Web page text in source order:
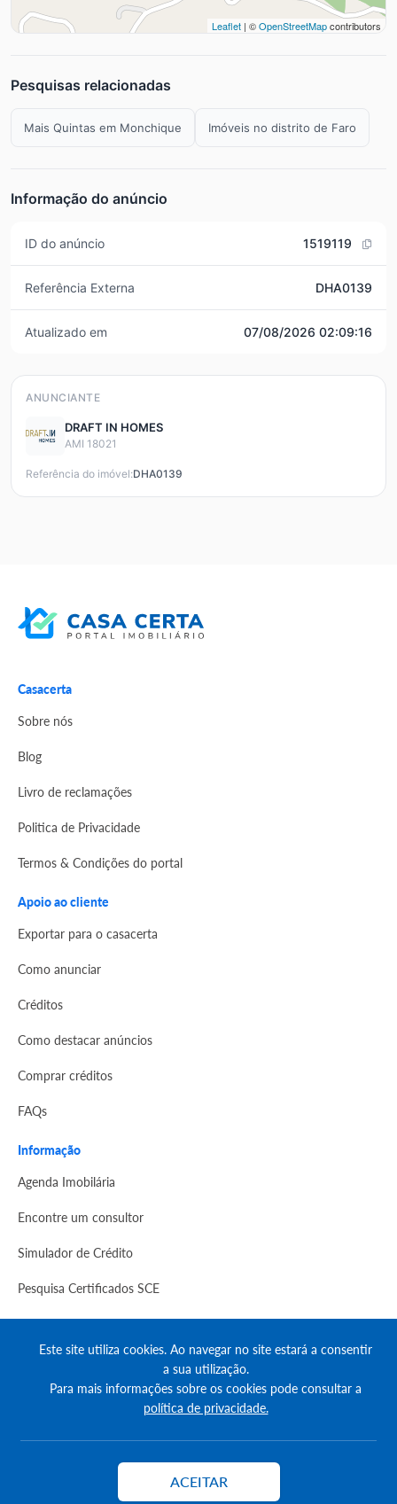
Leaflet | ©OpenStreetMapcontributors
Pesquisas relacionadas
Mais Quintas em Monchique Imóveis no distrito de Faro
Informação do anúncio
ID do anúncio 1519119
Referência Externa DHA0139
Atualizado em 07/08/2026 02:09:16
ANUNCIANTE
DRAFT IN HOMES
AMI 18021
Referência do imóvel:DHA0139
Casacerta
Sobre nós
Blog
Livro de reclamações
Politica de Privacidade
Termos & Condições do portal
Apoio ao cliente
Exportar para o casacerta
Como anunciar
Créditos
Como destacar anúncios
Comprar créditos
FAQs
Informação
Agenda Imobilária
Encontre um consultor
Simulador de Crédito
Pesquisa Certificados SCE
© Copyright 2023 | CASACERTA. All rights reserved
Este site utiliza cookies. Ao navegar no site estará a consentir
a sua utilização.
Para mais informações sobre os cookies pode consultar a
política de privacidade.
ACEITAR